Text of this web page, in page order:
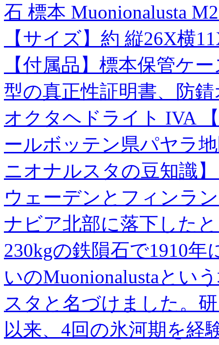
石 標本 Muonionalusta
【サイズ】約 縦26X横
【付属品】標本保管ケ
型の真正性証明書、防
オクタヘドライト IVA
ールボッテン県パヤラ
ニオナルスタの豆知識
ウェーデンとフィンラ
ナビア北部に落下した
230kgの鉄隕石で1910年
いのMuonionalustaとい
スタと名づけました。
以来、4回の氷河期を経